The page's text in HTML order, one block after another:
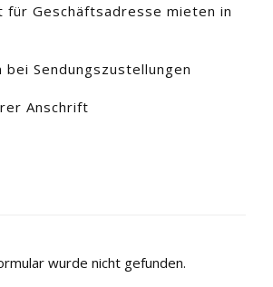
für Geschäftsadresse mieten in
bei Sendungszustellungen
Anschrift
wurde nicht gefunden.